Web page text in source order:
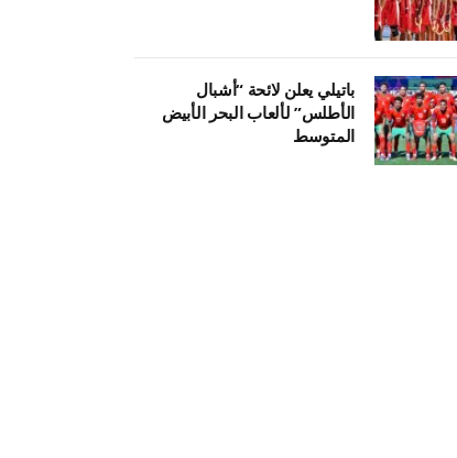
باتيلي يعلن لائحة “أشبال
الأطلس” لألعاب البحر الأبيض
المتوسط